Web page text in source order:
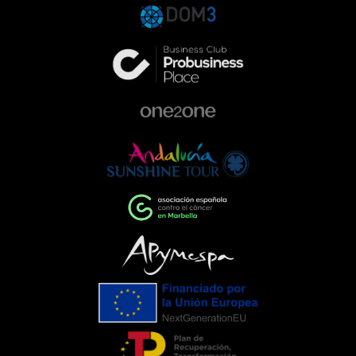
la empresa que va más allá de la
automoción. Queremos ser parte activa
de la comunidad, colaborando con
proyectos que ayudan a construir una
humana.Empresas que impulsan el
cambioEventos como la Gala de la AECC
ponen de manifiesto el importante
papel que pueden desempeñar las
empresas cuando unen esfuerzos en
torno a una causa común. La
colaboración entre entidades,
organizaciones y ciudadanía demuestra
que, trabajando juntos, es posible
generar un impacto que trasciende el